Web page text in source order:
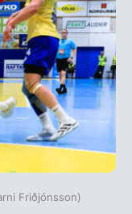
Friðjónsson)